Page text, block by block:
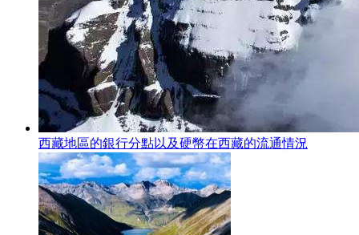
西藏地區的銀行分點以及硬幣在西藏的流通情況